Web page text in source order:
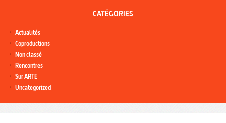
CATÉGORIES
Actualités
Coproductions
Non classé
Rencontres
Sur ARTE
Uncategorized